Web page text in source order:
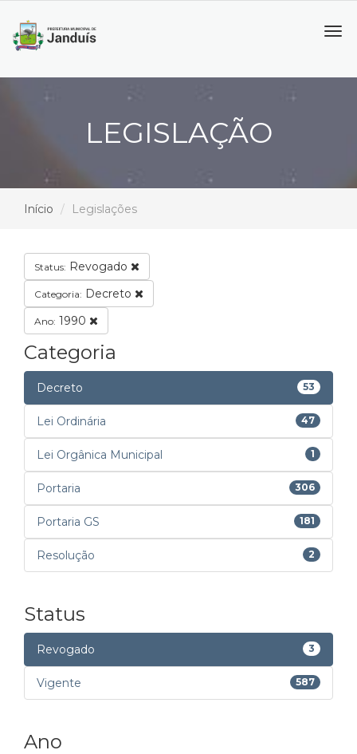
LEGISLAÇÃO
Início Legislações
Status: Revogado
Categoria: Decreto
Ano: 1990
Categoria
Decreto 53
Lei Ordinária 47
Lei Orgânica Municipal 1
Portaria 306
Portaria GS 181
Resolução 2
Status
Revogado 3
Vigente 587
Ano